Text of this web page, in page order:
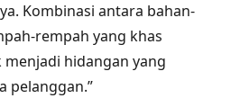
Kombinasi antara bahan-
rempah yang khas
hidangan yang
pelanggan.”